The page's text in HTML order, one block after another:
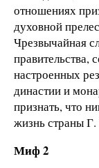
отношениях
духовной
Чрезвычайная
правительства,
настроенных
династии и
признать, что
жизнь страны Г.
Миф 2